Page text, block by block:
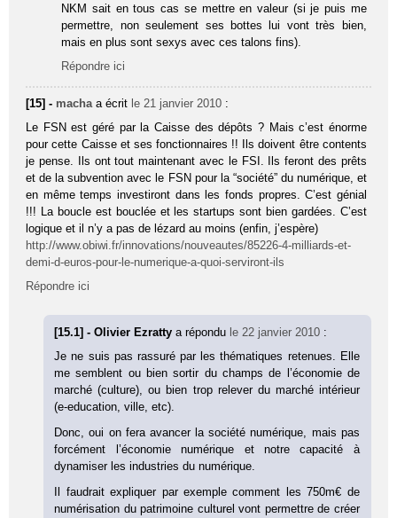
NKM sait en tous cas se mettre en valeur (si je puis me
permettre, non seulement ses bottes lui vont très bien,
mais en plus sont sexys avec ces talons fins).
Répondre ici
[15] - macha a écrit le 21 janvier 2010 :
Le FSN est géré par la Caisse des dépôts ? Mais c’est énorme
pour cette Caisse et ses fonctionnaires !! Ils doivent être contents
je pense. Ils ont tout maintenant avec le FSI. Ils feront des prêts
et de la subvention avec le FSN pour la “société” du numérique, et
en même temps investiront dans les fonds propres. C’est génial
!!! La boucle est bouclée et les startups sont bien gardées. C’est
logique et il n’y a pas de lézard au moins (enfin, j’espère)
http://www.obiwi.fr/innovations/nouveautes/85226-4-milliards-et-
demi-d-euros-pour-le-numerique-a-quoi-serviront-ils
Répondre ici
[15.1] - Olivier Ezrattya répondu le 22 janvier 2010 :
Je ne suis pas rassuré par les thématiques retenues. Elle
me semblent ou bien sortir du champs de l’économie de
marché (culture), ou bien trop relever du marché intérieur
(e-education, ville, etc).
Donc, oui on fera avancer la société numérique, mais pas
forcément l’économie numérique et notre capacité à
dynamiser les industries du numérique.
Il faudrait expliquer par exemple comment les 750m€ de
numérisation du patrimoine culturel vont permettre de créer